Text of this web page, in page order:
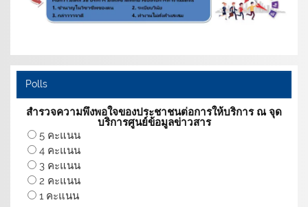
Polls
สำรวจความพึงพอใจของประชาชนต่อการให้บริการ ณ จุด
บริการศูนย์ข้อมูลข่าวสาร
5 คะแนน
4 คะแนน
3 คะแนน
2 คะแนน
1 คะแนน